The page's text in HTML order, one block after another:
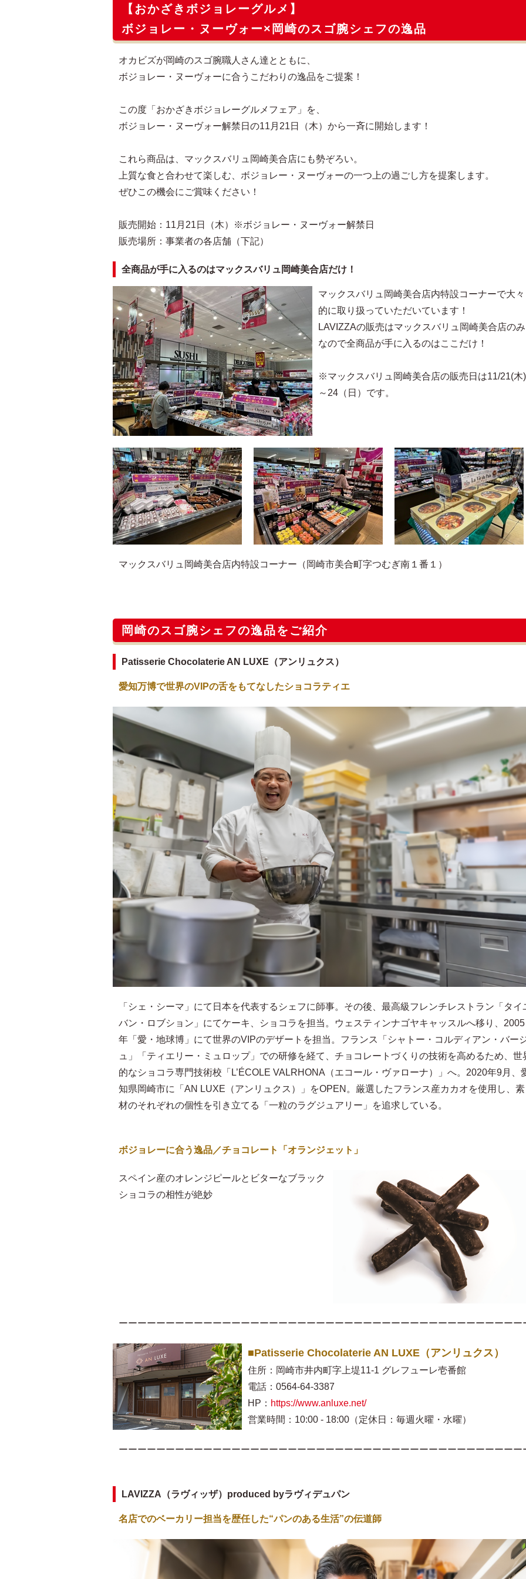
【おかざきボジョレーグルメ】
ボジョレー・ヌーヴォー×岡崎のスゴ腕シェフの逸品
オカビズが岡崎のスゴ腕職人さん達とともに、
ボジョレー・ヌーヴォーに合うこだわりの逸品をご提案！
この度「おかざきボジョレーグルメフェア」を、
ボジョレー・ヌーヴォー解禁日の11月21日（木）から一斉に開始します！
これら商品は、マックスバリュ岡崎美合店にも勢ぞろい。
上質な食と合わせて楽しむ、ボジョレー・ヌーヴォーの一つ上の過ごし方を提案します。
ぜひこの機会にご賞味ください！
販売開始：11月21日（木）※ボジョレー・ヌーヴォー解禁日
販売場所：事業者の各店舗（下記）
全商品が手に入るのはマックスバリュ岡崎美合店だけ！
マックスバリュ岡崎美合店内特設コーナーで大々
的に取り扱っていただいています！
LAVIZZAの販売はマックスバリュ岡崎美合店のみ
なので全商品が手に入るのはここだけ！
※マックスバリュ岡崎美合店の販売日は11/21(木)
～24（日）です。
マックスバリュ岡崎美合店内特設コーナー（岡崎市美合町字つむぎ南１番１）
岡崎のスゴ腕シェフの逸品をご紹介
Patisserie Chocolaterie AN LUXE（アンリュクス）
愛知万博で世界のVIPの舌をもてなしたショコラティエ
「シェ・シーマ」にて日本を代表するシェフに師事。その後、最高級フレンチレストラン「タイ
バン・ロブション」にてケーキ、ショコラを担当。ウェスティンナゴヤキャッスルへ移り、2005
年「愛・地球博」にて世界のVIPのデザートを担当。フランス「シャトー・コルディアン・バー
ュ」「ティエリー・ミュロップ」での研修を経て、チョコレートづくりの技術を高めるため、世
的なショコラ専門技術校「L’ÉCOLE VALRHONA（エコール・ヴァローナ）」へ。2020年9月、
知県岡崎市に「AN LUXE（アンリュクス）」をOPEN。厳選したフランス産カカオを使用し、素
材のそれぞれの個性を引き立てる「一粒のラグジュアリー」を追求している。
ボジョレーに合う逸品／チョコレート「オランジェット」
スペイン産のオレンジピールとビターなブラック
ショコラの相性が絶妙
ーーーーーーーーーーーーーーーーーーーーーーーーーーーーーーーーーーーーーーーーーーー
■Patisserie Chocolaterie AN LUXE（アンリュクス）
住所：岡崎市井内町字上堤11-1 グレフューレ壱番館
電話：0564-64-3387
HP： https://www.anluxe.net/
営業時間：10:00 - 18:00（定休日：毎週火曜・水曜）
ーーーーーーーーーーーーーーーーーーーーーーーーーーーーーーーーーーーーーーーーーーー
LAVIZZA（ラヴィッザ）produced byラヴィデュパン
名店でのベーカリー担当を歴任した“パンのある生活”の伝道師